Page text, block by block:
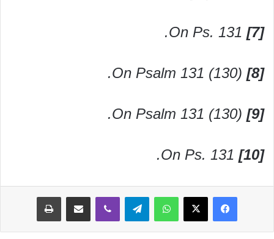
[7]
[8]
[9]
[10]
فيسبوك‫X واتسابتيلقرامڤايبر مشاركة عبر البريد طباعة